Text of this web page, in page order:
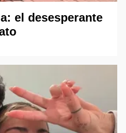
el desesperante